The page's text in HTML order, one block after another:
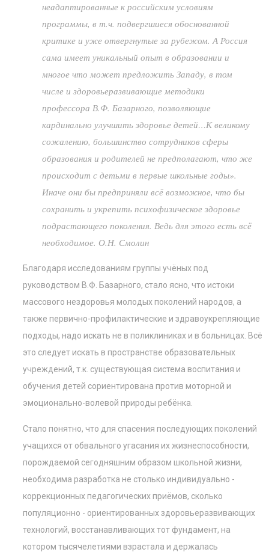
неадаптированные к российским условиям
программы, в т.ч. подвергшиеся обоснованной
критике и уже отвергнутые за рубежом. А Россия
сама имеет уникальный опыт в образовании и
многое что может предложить Западу, в том
числе и здоровьеразвивающие методики
профессора В.Ф. Базарного, позволяющие
кардинально улучшить здоровье детей…К великому
сожалению, большинство сотрудников сферы
образования и родителей не предполагают, что же
происходит с детьми в первые школьные годы».
Иначе они бы предприняли всё возможное, что бы
сохранить и укрепить психофизическое здоровье
подрастающего поколения. Ведь для этого есть всё
необходимое. О.Н. Смолин
Благодаря исследованиям группы учёных под
руководством В.Ф. Базарного, стало ясно, что истоки
массового нездоровья молодых поколений народов, а
также первично-профилактические и здравоукрепляющие
подходы, надо искать не в поликлиниках и в больницах. Всё
это следует искать в пространстве образовательных
учреждений, т.к. существующая система воспитания и
обучения детей сориентирована против моторной и
эмоционально-волевой природы ребёнка.
Стало понятно, что для спасения последующих поколений
учащихся от обвального угасания их жизнеспособности,
порождаемой сегодняшним образом школьной жизни,
необходима разработка не столько индивидуально -
коррекционных педагогических приёмов, сколько
популяционно - ориентированных здоровьеразвивающих
технологий, восстанавливающих тот фундамент, на
котором тысячелетиями взрастала и держалась